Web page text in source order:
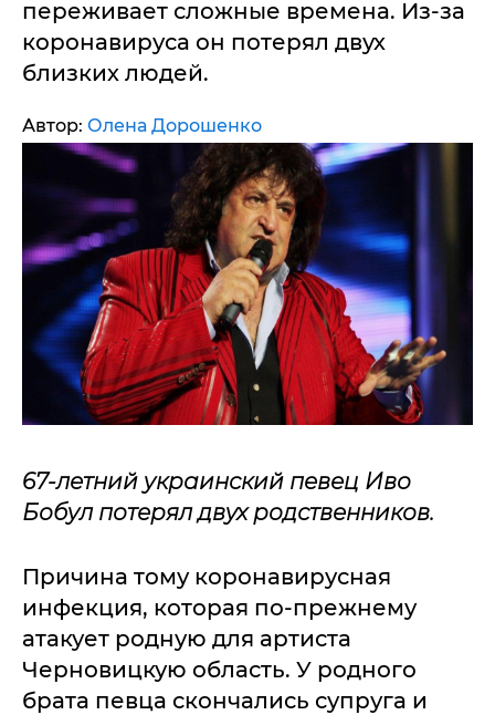
переживает сложные времена. Из-за
коронавируса он потерял двух
близких людей.
Автор: Олена Дорошенко
67-летний украинский певец Иво
Бобул потерял двух родственников.
Причина тому коронавирусная
инфекция, которая по-прежнему
атакует родную для артиста
Черновицкую область. У родного
брата певца скончались супруга и